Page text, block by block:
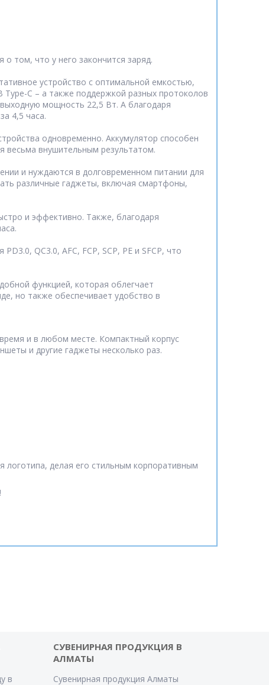
о том, что у него закончится заряд.
устройство с оптимальной емкостью,
C – а также поддержкой разных протоколов
выходную мощность 22,5 Вт. А благодаря
4,5 часа.
одновременно. Аккумулятор способен
весьма внушительным результатом.
и нуждаются в долговременном питании для
различные гаджеты, включая смартфоны,
и эффективно. Также, благодаря
QC3.0, AFC, FCP, SCP, PE и SFCP, что
функцией, которая облегчает
но также обеспечивает удобство в
и в любом месте. Компактный корпус
и другие гаджеты несколько раз.
логотипа, делая его стильным корпоративным
в
СУВЕНИРНАЯ ПРОДУКЦИЯ В
АЛМАТЫ
Сувенирная продукция Алматы